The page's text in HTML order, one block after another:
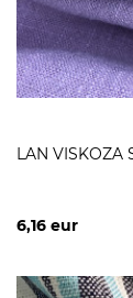
LAN VISKOZA
6,16 eur